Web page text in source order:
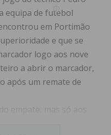
equipa de futebol
em Portimão
e que se
logo aos nove
a abrir o marcador,
após um remate de